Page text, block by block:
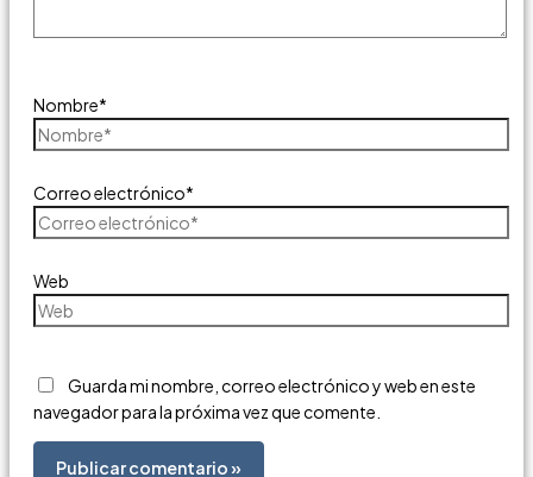
Nombre*
Correo electrónico*
Web
Guarda mi nombre, correo electrónico y web en este
navegador para la próxima vez que comente.